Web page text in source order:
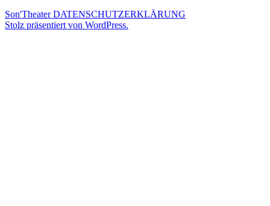
Son'TheaterDATENSCHUTZERKLÄRUNG
Stolz präsentiert von WordPress.